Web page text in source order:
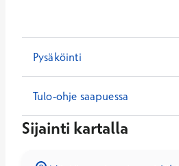
Pysäköinti
Tulo-ohje saapuessa
Sijainti kartalla